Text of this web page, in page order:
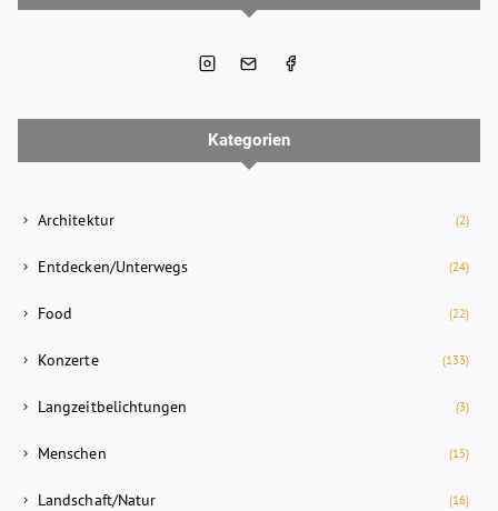
Kategorien
Architektur (2)
Entdecken/Unterwegs (24)
Food (22)
Konzerte (133)
Langzeitbelichtungen (3)
Menschen (15)
Landschaft/Natur (16)